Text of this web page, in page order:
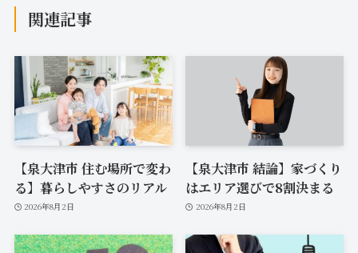
関連記事
【泉大津市 住む場所で変わ
る】暮らしやすさのリアル
2026年8月2日
【泉大津市 結論】家づくり
はエリア選びで8割決まる
2026年8月2日